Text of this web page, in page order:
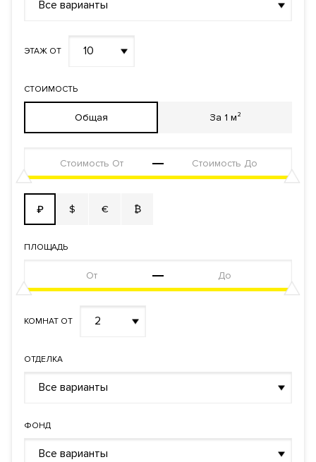
правообладания
Фонд
Все варианты
ЭТАЖ ОТ 10
СТОИМОСТЬ
Общая За 1 м²
₽ $ € ₿
ПЛОЩАДЬ
КОМНАТ ОТ 2
ОТДЕЛКА
Все варианты
ФОНД
Все варианты